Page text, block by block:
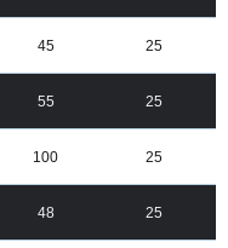
45 25
55 25
100 25
48 25